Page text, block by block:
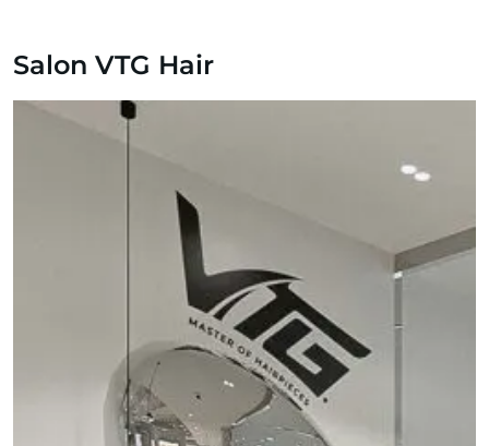
Salon VTG Hair